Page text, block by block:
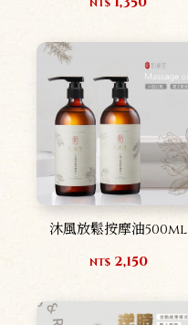
NT$
沐風放鬆按摩油500ml
NT$2,150